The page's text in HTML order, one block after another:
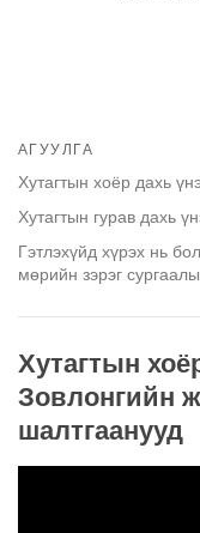
АГУУЛГА
Хутагтын хоёр дахь
Хутагтын гурав дахь
Гэтлэхүйд хүрэх нь
мөрийн зэрэг
Хутагтын
Зовлонгийн
шалтгаанууд